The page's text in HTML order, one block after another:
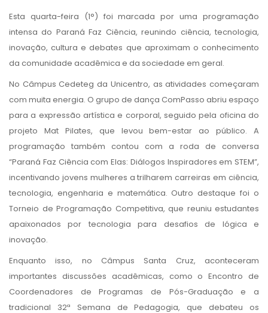
Esta quarta-feira (1°) foi marcada por uma programação
intensa do Paraná Faz Ciência, reunindo ciência, tecnologia,
inovação, cultura e debates que aproximam o conhecimento
da comunidade acadêmica e da sociedade em geral.
No Câmpus Cedeteg da Unicentro, as atividades começaram
com muita energia. O grupo de dança ComPasso abriu espaço
para a expressão artística e corporal, seguido pela oficina do
projeto Mat Pilates, que levou bem-estar ao público. A
programação também contou com a roda de conversa
“Paraná Faz Ciência com Elas: Diálogos Inspiradores em STEM”,
incentivando jovens mulheres a trilharem carreiras em ciência,
tecnologia, engenharia e matemática. Outro destaque foi o
Torneio de Programação Competitiva, que reuniu estudantes
apaixonados por tecnologia para desafios de lógica e
inovação.
Enquanto isso, no Câmpus Santa Cruz, aconteceram
importantes discussões acadêmicas, como o Encontro de
Coordenadores de Programas de Pós-Graduação e a
tradicional 32ª Semana de Pedagogia, que debateu os